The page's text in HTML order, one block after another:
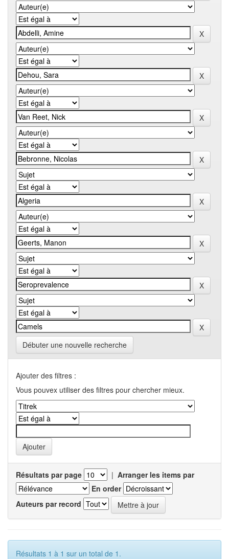
Débuter une nouvelle recherche
Ajouter des filtres :
Vous pouvex utiliser des filtres pour chercher mieux.
Résultats par page | Arranger les items par
En order
Auteurs par record
Résultats 1 à 1 sur un total de 1.